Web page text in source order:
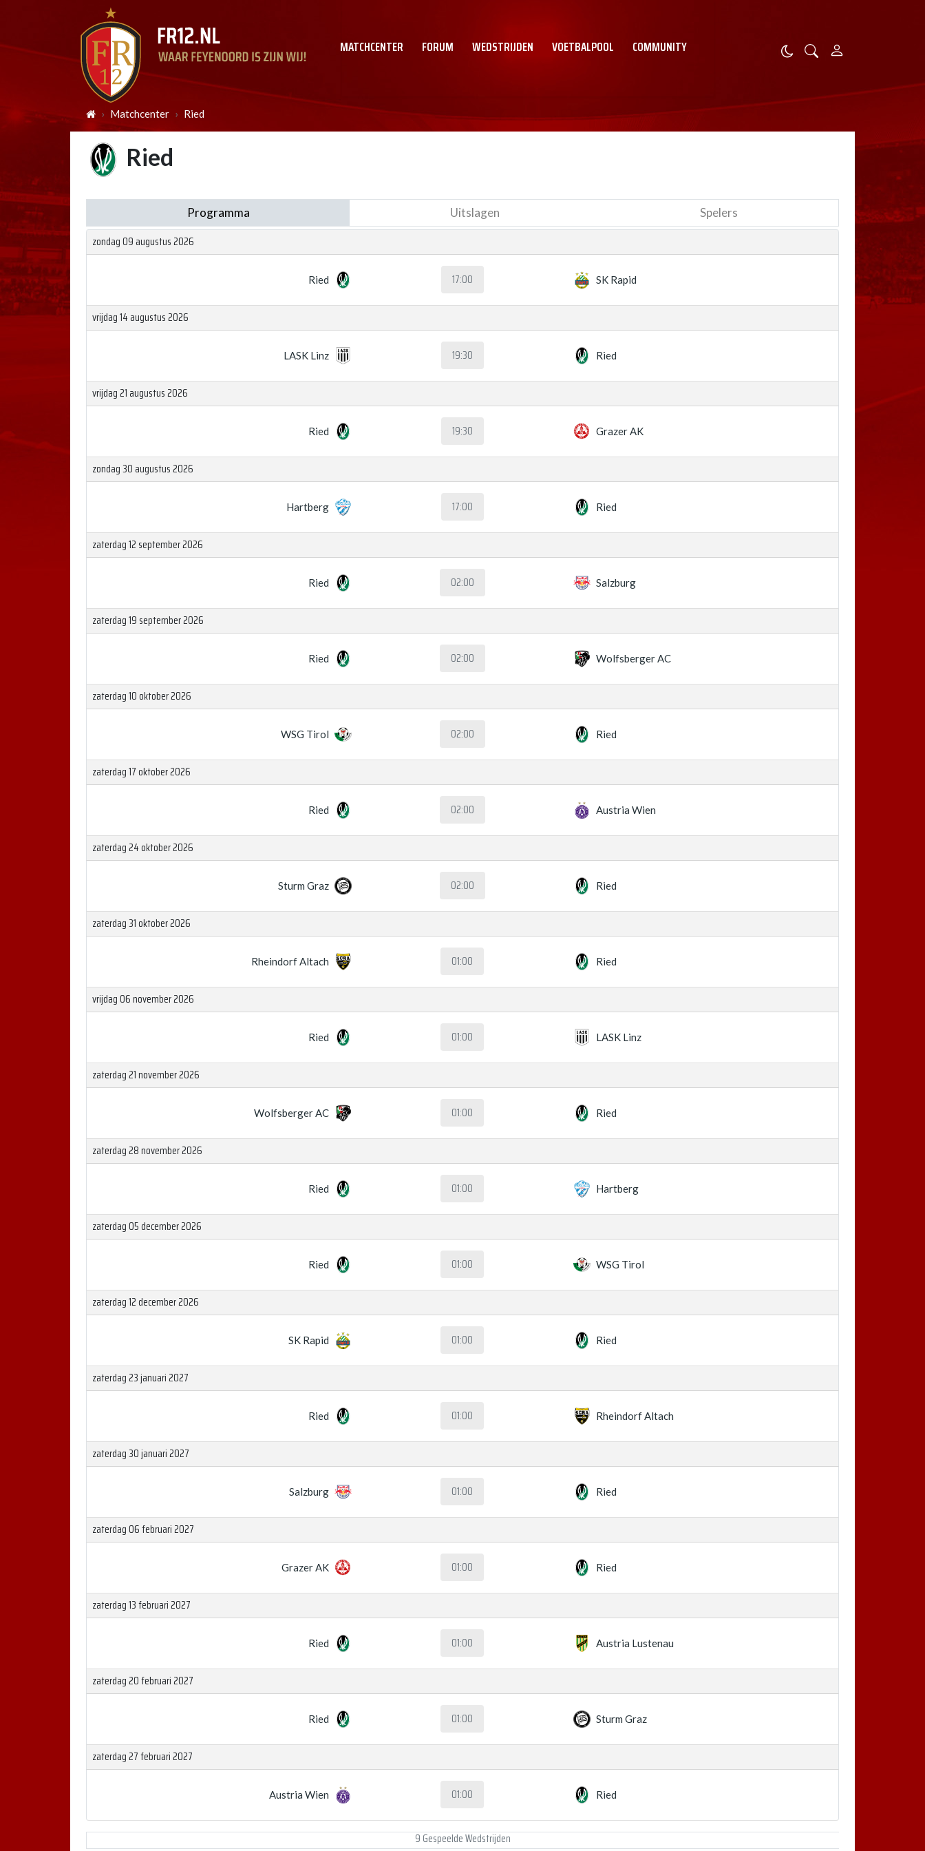
MATCHCENTER FORUM WEDSTRIJDEN VOETBALPOOL COMMUNITY
Matchcenter Ried
Ried
Programma Uitslagen Spelers
zondag 09 augustus 2026
Ried 17:00 SK Rapid
vrijdag 14 augustus 2026
LASK Linz 19:30 Ried
vrijdag 21 augustus 2026
Ried 19:30 Grazer AK
zondag 30 augustus 2026
Hartberg 17:00 Ried
zaterdag 12 september 2026
Ried 02:00 Salzburg
zaterdag 19 september 2026
Ried 02:00 Wolfsberger AC
zaterdag 10 oktober 2026
WSG Tirol 02:00 Ried
zaterdag 17 oktober 2026
Ried 02:00 Austria Wien
zaterdag 24 oktober 2026
Sturm Graz 02:00 Ried
zaterdag 31 oktober 2026
Rheindorf Altach 01:00 Ried
vrijdag 06 november 2026
Ried 01:00 LASK Linz
zaterdag 21 november 2026
Wolfsberger AC 01:00 Ried
zaterdag 28 november 2026
Ried 01:00 Hartberg
zaterdag 05 december 2026
Ried 01:00 WSG Tirol
zaterdag 12 december 2026
SK Rapid 01:00 Ried
zaterdag 23 januari 2027
Ried 01:00 Rheindorf Altach
zaterdag 30 januari 2027
Salzburg 01:00 Ried
zaterdag 06 februari 2027
Grazer AK 01:00 Ried
zaterdag 13 februari 2027
Ried 01:00 Austria Lustenau
zaterdag 20 februari 2027
Ried 01:00 Sturm Graz
zaterdag 27 februari 2027
Austria Wien 01:00 Ried
9 Gespeelde Wedstrijden